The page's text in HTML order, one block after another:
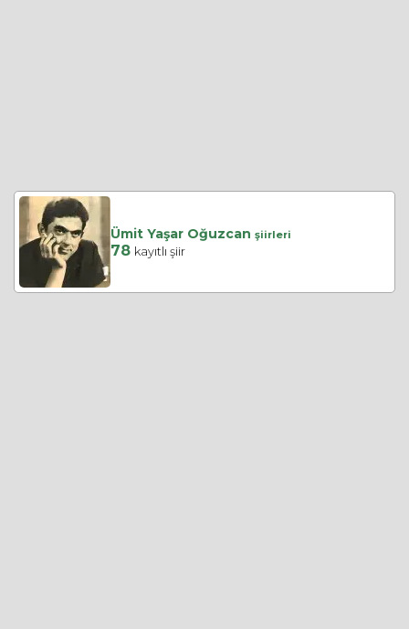
Ümit Yaşar Oğuzcan şiirleri
78 kayıtlı şiir